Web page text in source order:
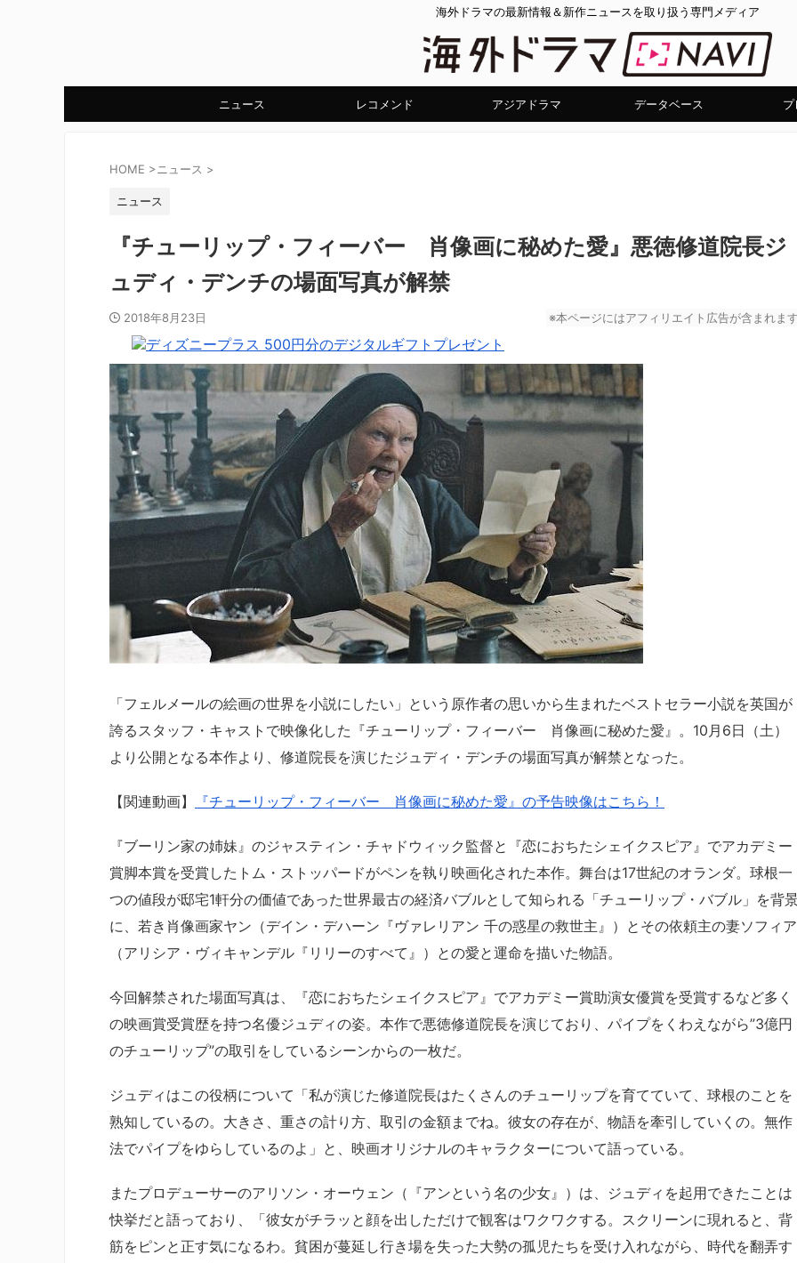
海外ドラマの最新情報＆新作ニュースを取り扱う専門メディア
ニュース レコメンド アジアドラマ データベース
HOME >ニュース >
ニュース
『チューリップ・フィーバー 肖像画に秘めた愛』悪徳修道院長ジ
ュディ・デンチの場面写真が解禁
2018年8月23日 ※本ページにはアフィリエイト広告が含まれま
「フェルメールの絵画の世界を小説にしたい」という原作者の思いから生まれたベストセラー小説を英国が
誇るスタッフ・キャストで映像化した『チューリップ・フィーバー 肖像画に秘めた愛』。10月6日（土）
より公開となる本作より、修道院長を演じたジュディ・デンチの場面写真が解禁となった。
【関連動画】 『チューリップ・フィーバー 肖像画に秘めた愛』の予告映像はこちら！
『ブーリン家の姉妹』のジャスティン・チャドウィック監督と『恋におちたシェイクスピア』でアカデミー
賞脚本賞を受賞したトム・ストッパードがペンを執り映画化された本作。舞台は17世紀のオランダ。球根一
つの値段が邸宅1軒分の価値であった世界最古の経済バブルとして知られる「チューリップ・バブル」を背
に、若き肖像画家ヤン（デイン・デハーン『ヴァレリアン 千の惑星の救世主』）とその依頼主の妻ソフィア
（アリシア・ヴィキャンデル『リリーのすべて』）との愛と運命を描いた物語。
今回解禁された場面写真は、『恋におちたシェイクスピア』でアカデミー賞助演女優賞を受賞するなど多く
の映画賞受賞歴を持つ名優ジュディの姿。本作で悪徳修道院長を演じており、パイプをくわえながら”3億円
のチューリップ”の取引をしているシーンからの一枚だ。
ジュディはこの役柄について「私が演じた修道院長はたくさんのチューリップを育てていて、球根のことを
熟知しているの。大きさ、重さの計り方、取引の金額までね。彼女の存在が、物語を牽引していくの。無作
法でパイプをゆらしているのよ」と、映画オリジナルのキャラクターについて語っている。
またプロデューサーのアリソン・オーウェン（『アンという名の少女』）は、ジュディを起用できたことは
快挙だと語っており、「彼女がチラッと顔を出しただけで観客はワクワクする。スクリーンに現れると、背
筋をピンと正す気になるわ。貧困が蔓延し行き場を失った大勢の孤児たちを受け入れながら、時代を翻弄す